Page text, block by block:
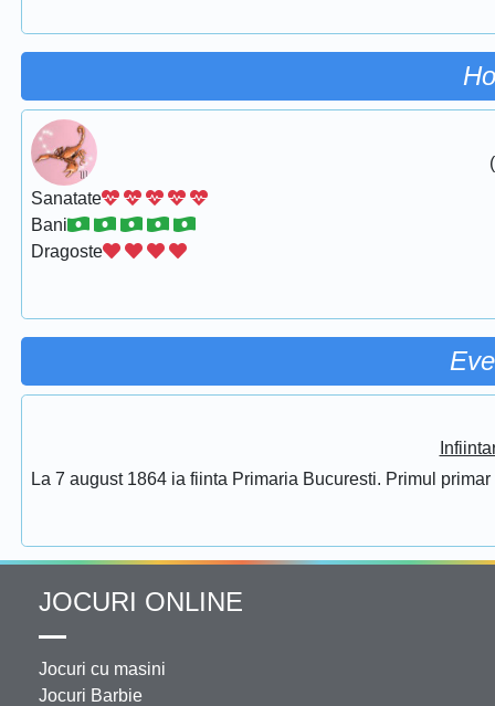
Sanatate
Bani
Dragoste
La 7 august 1864 ia fiinta Primaria Bucuresti. Primul
JOCURI ONLINE
Jocuri cu masini
Jocuri Barbie